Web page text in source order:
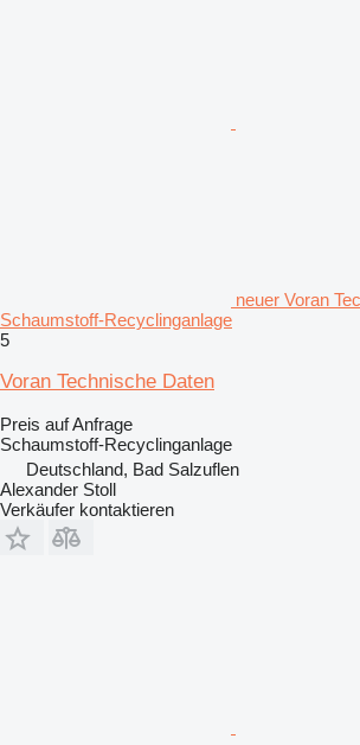
neuer Voran
Schaumstoff-Recyclinganlage
5
Voran Technische Daten
Preis auf Anfrage
Schaumstoff-Recyclinganlage
Deutschland, Bad Salzuflen
Alexander Stoll
Verkäufer kontaktieren